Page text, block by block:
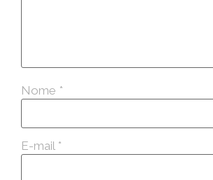
Nome *
E-mail *